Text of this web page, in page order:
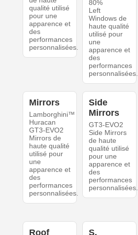
qualité utilisé
pour une
apparence et
des
performances
personnalisées.
80%
Left
Windows de
haute qualité
utilisé pour
une
apparence et
des
performances
personnalisées.
Mirrors
Lamborghini™
Huracan
GT3-EVO2
Mirrors de
haute qualité
utilisé pour
une
apparence et
des
performances
personnalisées.
Side
Mirrors
GT3-EVO2
Side Mirrors
de haute
qualité utilisé
pour une
apparence et
des
performances
personnalisées.
Roof
S.